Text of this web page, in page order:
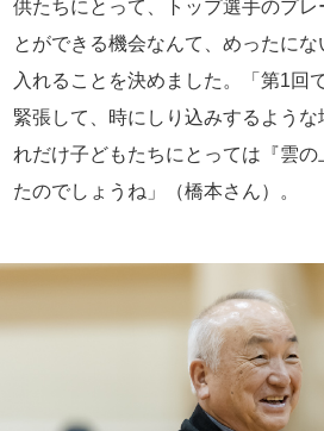
供たちにとって、トップ選手のプレ
とができる機会なんて、めったに
入れることを決めました。「第1回
緊張して、時にしり込みするよう
れだけ子どもたちにとっては『雲
たのでしょうね」（橋本さん）。